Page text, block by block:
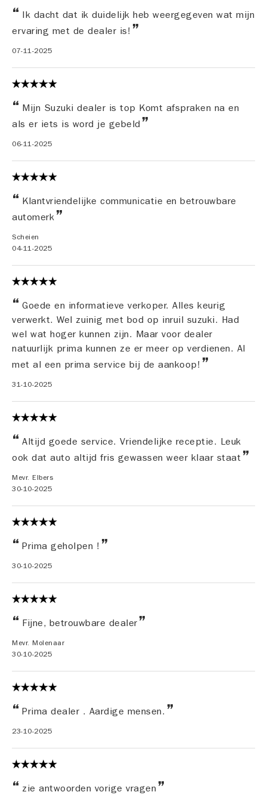
Ik dacht dat ik duidelijk heb weergegeven wat mijn
ervaring met de dealer is!
07-11-2025
Mijn Suzuki dealer is top Komt afspraken na en
als er iets is word je gebeld
06-11-2025
Klantvriendelijke communicatie en betrouwbare
automerk
Scheien
04-11-2025
Goede en informatieve verkoper. Alles keurig
verwerkt. Wel zuinig met bod op inruil suzuki. Had
wel wat hoger kunnen zijn. Maar voor dealer
natuurlijk prima kunnen ze er meer op verdienen. Al
met al een prima service bij de aankoop!
31-10-2025
Altijd goede service. Vriendelijke receptie. Leuk
ook dat auto altijd fris gewassen weer klaar staat
Mevr. Elbers
30-10-2025
Prima geholpen !
30-10-2025
Fijne, betrouwbare dealer
Mevr. Molenaar
30-10-2025
Prima dealer . Aardige mensen.
23-10-2025
zie antwoorden vorige vragen